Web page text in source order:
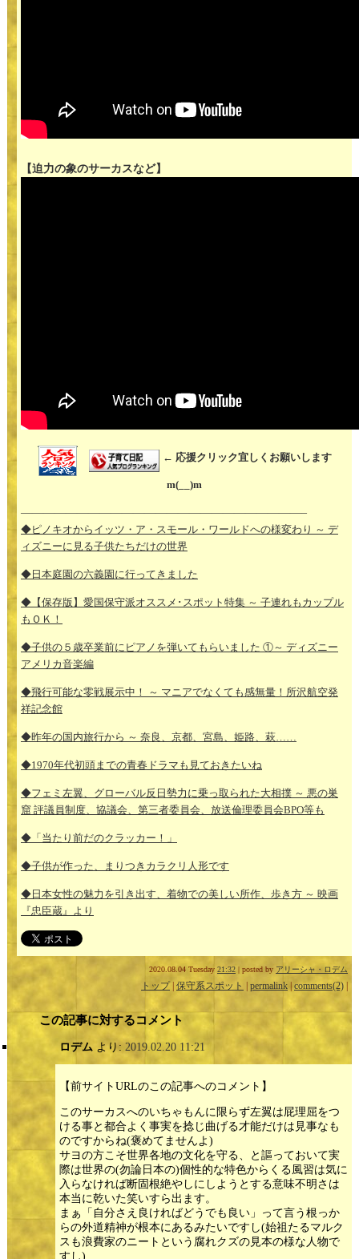
【迫力の象のサーカスなど】
← 応援クリック宜しくお願いします
m(__)m
—————————————————————————–
◆ピノキオからイッツ・ア・スモール・ワールドへの様変わり ～ デ
ィズニーに見る子供たちだけの世界
◆日本庭園の六義園に行ってきました
◆【保存版】愛国保守派オススメ･スポット特集 ～ 子連れもカップル
もＯＫ！
◆子供の５歳卒業前にピアノを弾いてもらいました ①～ ディズニー
アメリカ音楽編
◆飛行可能な零戦展示中！ ～ マニアでなくても感無量！所沢航空発
祥記念館
◆昨年の国内旅行から ～ 奈良、京都、宮島、姫路、萩……
◆1970年代初頭までの青春ドラマも見ておきたいね
◆フェミ左翼、グローバル反日勢力に乗っ取られた大相撲 ～ 悪の巣
窟 評議員制度、協議会、第三者委員会、放送倫理委員会BPO等も
◆「当たり前だのクラッカー！」
◆子供が作った、まりつきカラクリ人形です
◆日本女性の魅力を引き出す、着物での美しい所作、歩き方 ～ 映画
『忠臣蔵』より
2020.08.04 Tuesday 21:32 | posted by アリーシャ・ロデム
トップ| 保守系スポット permalink comments(2)
この記事に対するコメント
ロデム より: 2019.02.20 11:21
【前サイトURLのこの記事へのコメント】
このサーカスへのいちゃもんに限らず左翼は屁理屈をつ
ける事と都合よく事実を捻じ曲げる才能だけは見事なも
のですからね(褒めてませんよ)
サヨの方こそ世界各地の文化を守る、と謳っておいて実
際は世界の(勿論日本の)個性的な特色からくる風習は気に
入らなければ断固根絶やしにしようとする意味不明さは
本当に乾いた笑いすら出ます。
まぁ「自分さえ良ければどうでも良い」って言う根っか
らの外道精神が根本にあるみたいですし(始祖たるマルク
スも浪費家のニートという腐れクズの見本の様な人物で
すし)